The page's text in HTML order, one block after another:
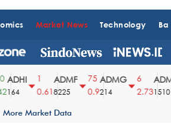
Market News Technology
ADHI
164
0.61
ADMF
8225
75
0.9
ADMG
214
2.73
ADMR
1510
More Market Data